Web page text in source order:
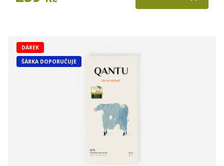
DÁREK
ŠÁRKA DOPORUČUJE